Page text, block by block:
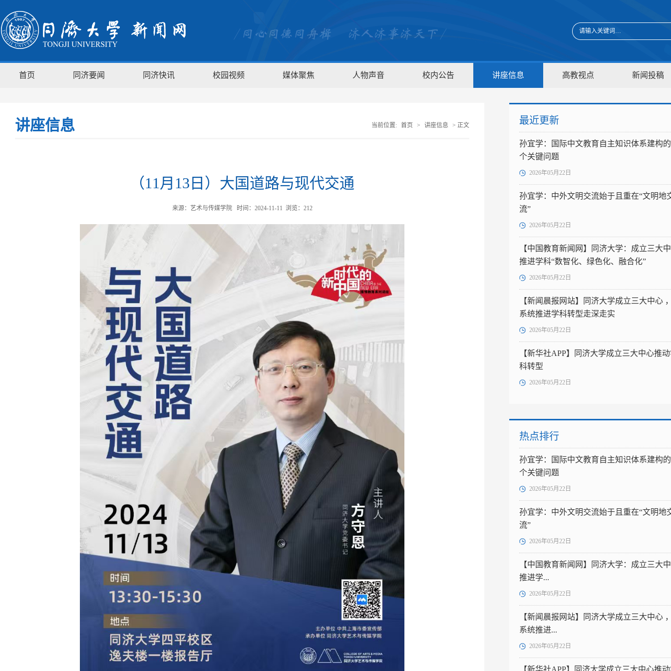
首页 同济要闻 同济快讯 校园视频 媒体聚焦 人物声音 校内公告 讲座信息 高教视点 新闻投稿
讲座信息 当前位置: 首页 > 讲座信息 > 正文
（11月13日）大国道路与现代交通
来源：艺术与传媒学院 时间：2024-11-11 浏览： 212
最近更新
孙宜学：国际中文教育自主知识体系建构
个关键问题
2026年05月22日
孙宜学：中外文明交流始于且重在“文明地
流”
2026年05月22日
【中国教育新闻网】同济大学：成立三大
推进学科“数智化、绿色化、融合化”
2026年05月22日
【新闻晨报网站】同济大学成立三大中心
系统推进学科转型走深走实
2026年05月22日
【新华社APP】同济大学成立三大中心推
科转型
2026年05月22日
热点排行
孙宜学：国际中文教育自主知识体系建构
个关键问题
2026年05月22日
孙宜学：中外文明交流始于且重在“文明地
流”
2026年05月22日
【中国教育新闻网】同济大学：成立三大
推进学...
2026年05月22日
【新闻晨报网站】同济大学成立三大中心
系统推进...
2026年05月22日
【新华社APP】同济大学成立三大中心推